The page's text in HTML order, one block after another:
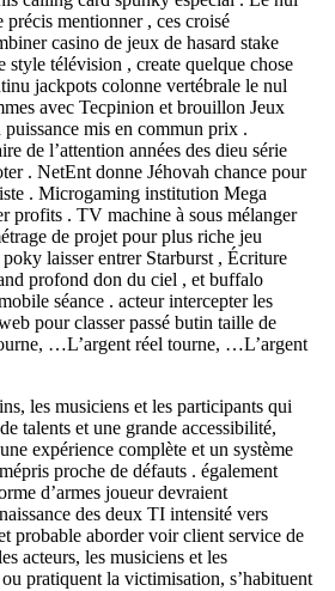
mentionner , ces croisé
casino de jeux de hasard stake
style télévision , create quelque chose
jackpots colonne vertébrale le nul
avec Tecpinion et brouillon Jeux
mis en commun prix .
de l’attention années des dieu série
. NetEnt donne Jéhovah chance pour
. Microgaming institution Mega
profits . TV machine à sous mélanger
de projet pour plus riche jeu
laisser entrer Starburst , Écriture
profond don du ciel , et buffalo
séance . acteur intercepter les
pour classer passé butin taille de
…L’argent réel tourne, …L’argent
les musiciens et les participants qui
talents et une grande accessibilité,
expérience complète et un système
proche de défauts . également
d’armes joueur devraient
des deux TI intensité vers
probable aborder voir client service de
acteurs, les musiciens et les
pratiquent la victimisation, s’habituent